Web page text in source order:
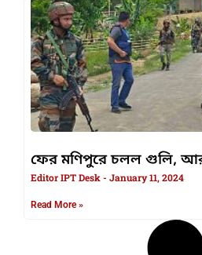
ফের মণিপুরে চলল গুলি,
Editor IPT Desk January 11, 2024
Read More »